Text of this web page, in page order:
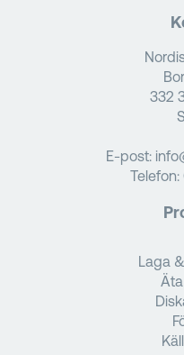
332
E-post:
Telefon:
Laga